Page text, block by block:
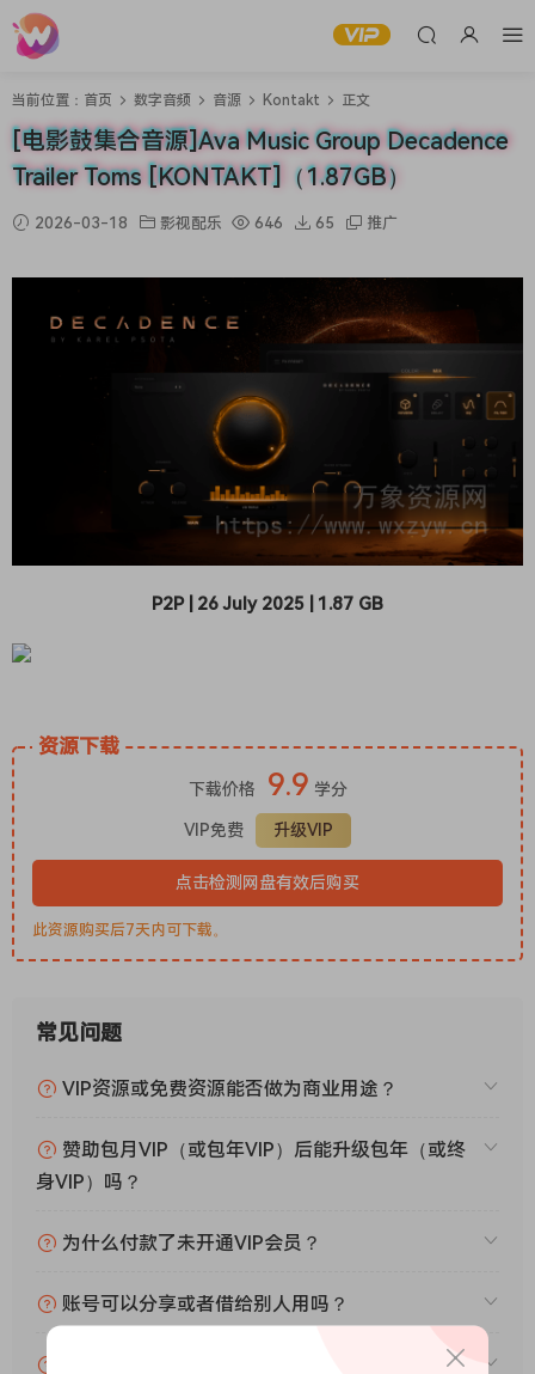
当前位置： 首页 数字音频 音源 Kontakt 正文
[电影鼓集合音源]Ava Music Group Decadence
Trailer Toms [KONTAKT]（1.87GB）
2026-03-18 影视配乐 646 65 推广
P2P | 26 July 2025 | 1.87 GB
资源下载
下载价格 9.9 学分
VIP免费 升级VIP
点击检测网盘有效后购买
此资源购买后7天内可下载。
常见问题
VIP资源或免费资源能否做为商业用途？
赞助包月VIP（或包年VIP）后能升级包年（或终
身VIP）吗？
为什么付款了未开通VIP会员？
账号可以分享或者借给别人用吗？